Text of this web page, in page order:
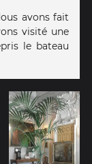
avons fait
visité une
le bateau